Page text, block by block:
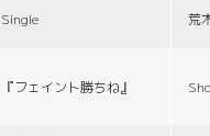
Single 荒
『フェイント勝ちね』